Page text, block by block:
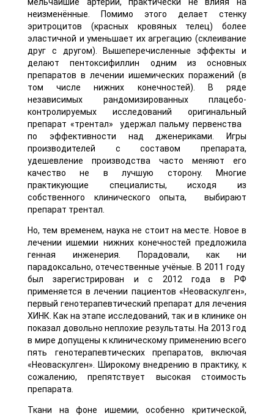
неизменённые. Помимо этого делает стенку
эритроцитов (красных кровяных телец) более
эластичной и уменьшает их агрегацию (склеивание
друг с другом). Вышеперечисленные эффекты и
делают пентоксифиллин одним из основных
препаратов в лечении ишемических поражений (в
том числе нижних конечностей). В ряде
независимых рандомизированных плацебо-
контролируемых исследований оригинальный
препарат «трентал» удержал пальму первенства
по эффективности над дженериками. Игры
производителей с составом препарата,
удешевление производства часто меняют его
качество не в лучшую сторону. Многие
практикующие специалисты, исходя из
собственного клинического опыта, выбирают
препарат трентал.
Но, тем временем, наука не стоит на месте. Новое в
лечении ишемии нижних конечностей предложила
генная инженерия. Порадовали, как ни
парадоксально, отечественные учёные. В 2011 году
был зарегистрирован и с 2012 года в РФ
применяется в лечении пациентов «Неоваскулген»,
первый генотерапевтический препарат для лечения
ХИНК. Как на этапе исследований, так и в клинике он
показал довольно неплохие результаты. На 2013 год
в мире допущены к клиническому применению всего
пять генотерапевтических препаратов, включая
«Неоваскулген». Широкому внедрению в практику, к
сожалению, препятствует высокая стоимость
препарата.
Ткани на фоне ишемии, особенно критической,